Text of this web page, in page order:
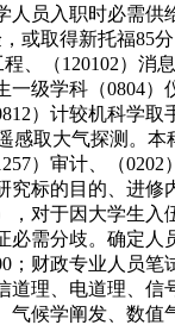
员入职时必需
或取得新托福85
、（120102）
级学科（0804
）计较机科学
感取大气探测。
）审计、（
标的目的、进
，对于因大学生
需分歧。确定
财政专业人员
理、电道理、
候学阐发、数